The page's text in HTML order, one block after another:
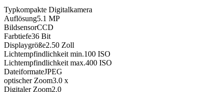
Typkompakte Digitalkamera
Auflösung5.1 MP
BildsensorCCD
Farbtiefe36 Bit
Displaygröße2.50 Zoll
Lichtempfindlichkeit min.100 ISO
Lichtempfindlichkeit max.400 ISO
DateiformateJPEG
optischer Zoom3.0 x
Digitaler Zoom2.0